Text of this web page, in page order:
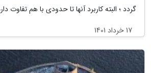
گردد ؛ البته کاربرد آنها تا حدودی با هم تفاوت
17 خرداد 1401